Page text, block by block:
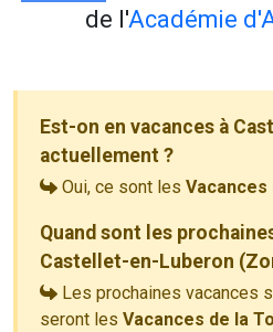
de l'Académie
Est-on en vacances à
actuellement ?
Oui, ce sont les Vacances
Quand sont les
Castellet-en-Luberon
Les prochaines vacances
seront les Vacances de la